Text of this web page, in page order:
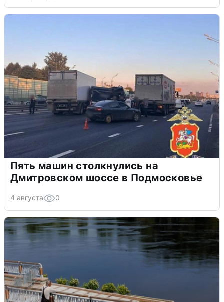
Пять машин столкнулись на
Дмитровском шоссе в Подмосковье
4 августа 0